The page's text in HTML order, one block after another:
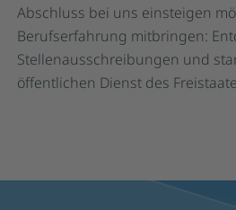
Abschluss bei uns einsteigen
Berufserfahrung mitbringen:
Stellenausschreibungen und
öffentlichen Dienst des